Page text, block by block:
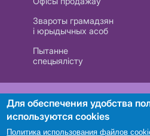
Звароты грамадзян
і юрыдычных асоб
Пытанне
спецыялісту
РУП «Белтэлекам». УНП
Для обеспечения удобства
используются cookies
Политика использования файлов